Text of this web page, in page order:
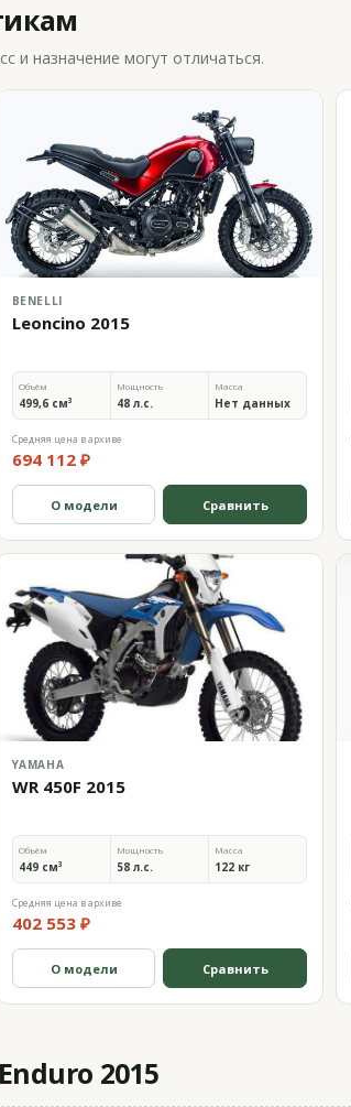
и назначение могут отличаться.
BENELLI
Leoncino 2015
Объём
499,6 см³
Мощность
48 л.с.
Масса
Нет данных
Средняя цена в архиве
694 112 ₽
О модели Сравнить
YAMAHA
WR 450F 2015
Объём
449 см³
Мощность
58 л.с.
Масса
122 кг
Средняя цена в архиве
402 553 ₽
О модели Сравнить
2015